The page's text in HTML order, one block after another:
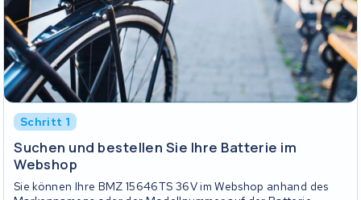
Schritt 1
Suchen und bestellen Sie Ihre Batterie im
Webshop
Sie können Ihre BMZ 15646TS 36V im Webshop anhand des